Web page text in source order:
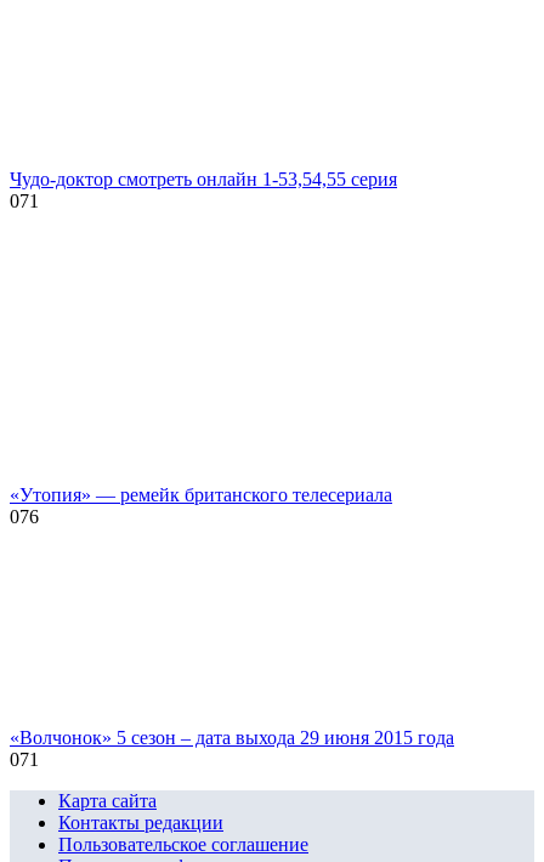
Чудо-доктор смотреть онлайн 1-53,54,55 серия
071
«Утопия» — ремейк британского телесериала
076
«Волчонок» 5 сезон – дата выхода 29 июня 2015 года
071
Карта сайта
Контакты редакции
Пользовательское соглашение